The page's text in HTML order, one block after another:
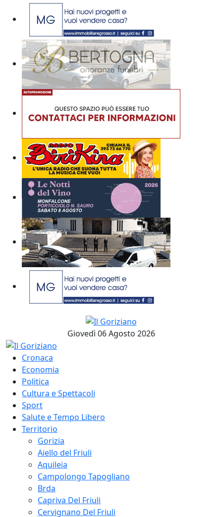
Giovedì 06 Agosto 2026
Cronaca
Economia
Politica
Cultura e Spettacoli
Sport
Salute e Tempo Libero
Territorio
Gorizia
Aiello del Friuli
Aquileia
Campolongo Tapogliano
Brda
Capriva Del Friuli
Cervignano Del Friuli